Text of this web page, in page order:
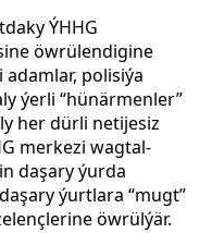
ÝHHG
öwrülendigine
polisiýa
ýerli “hünärmenler”
her dürli netijesiz
merkezi wagtal-
daşary ýurda
ýurtlara “mugt”
öwrülýär.